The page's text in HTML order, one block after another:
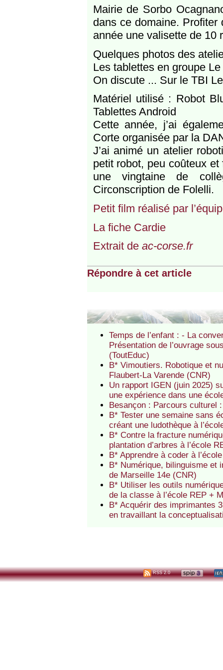
Mairie de Sorbo
dans ce domaine.
année une valisette de 10
Quelques photos des
Les tablettes en groupe
On discute ... Sur le TBI
Matériel utilisé : Robot
Tablettes Android
Cette année, j’ai
Corte organisée par la
J’ai animé un atelier
petit robot, peu coûteux
une vingtaine de
Circonscription de Folelli.
Petit film réalisé par
La fiche Cardie
Extrait de ac-corse.fr
Répondre à cet article
Temps de l’enfant : - La
Présentation de l’ouvrage
(ToutEduc)
B* Vimoutiers. Robotique et
Flaubert-La Varende (CNR)
Un rapport IGEN (juin 2025)
une expérience dans une
Besançon : Parcours culturel
B* Tester une semaine sans
créant une ludothèque à
B* Contre la fracture
plantation d’arbres à l’école
B* Apprendre à coder à
B* Numérique, bilinguisme et
de Marseille 14e (CNR)
B* Utiliser les outils
de la classe à l’école REP +
B* Acquérir des imprimantes
en travaillant la
RSS 2.0